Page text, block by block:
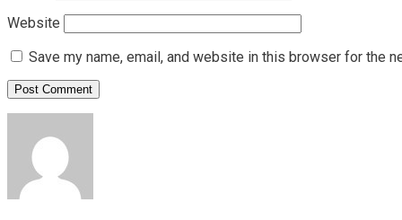
Website
Save my name, email, and website in this browser for the